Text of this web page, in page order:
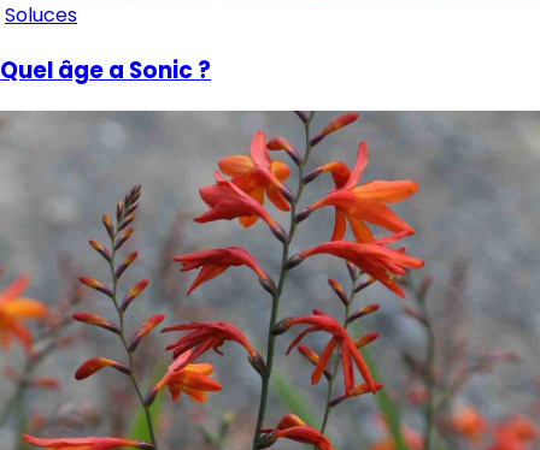
Soluces
Quel âge a Sonic ?